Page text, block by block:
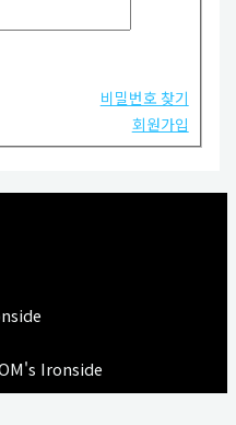
비밀번호 찾기
회원가입
Ironside